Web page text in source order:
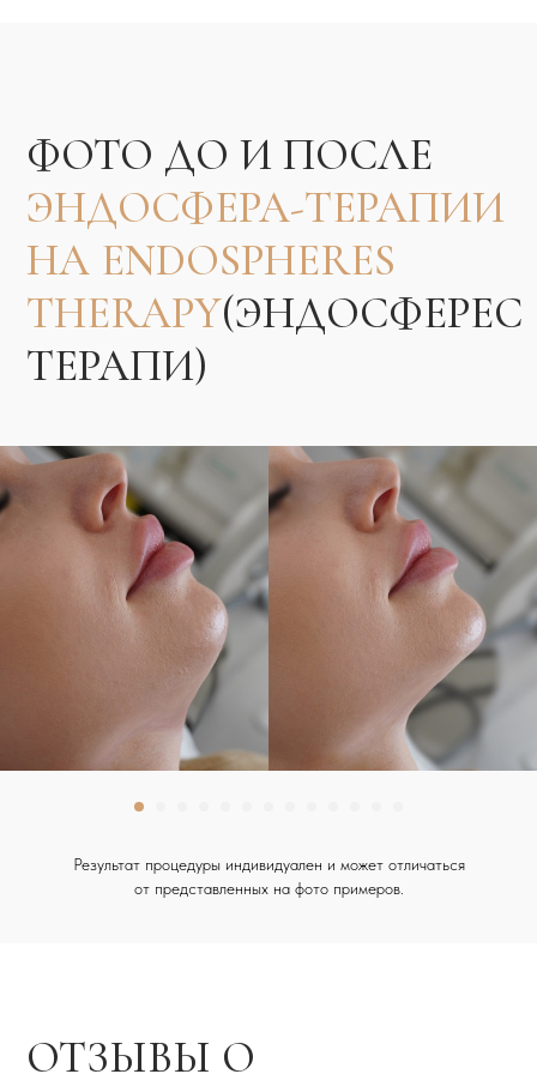
Результат процедуры индивидуален и может отличаться
от представленных на фото примеров.
ОТЗЫВЫ О
ЭНДОСФЕРА-ТЕРАПИИ
НА ENDOSPHERES
THERAPY
(ЭНДОСФЕРЕС ТЕРАПИ)
Is Clinic на карте Москвы — Яндекс Карты